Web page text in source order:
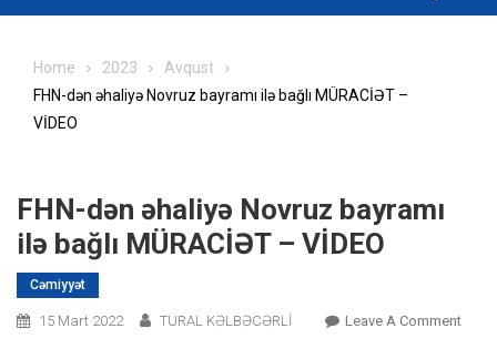
Home 2023
Avqust
FHN-dən əhaliyə Novruz bayramı ilə bağlı MÜRACİƏT –
VİDEO
FHN-dən əhaliyə Novruz bayramı
ilə bağlı MÜRACİƏT – VİDEO
Cəmiyyət
15 Mart 2022 TURAL KƏLBƏCƏRLİ Leave A CommentOn